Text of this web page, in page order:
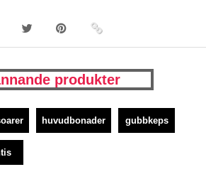
produkter
huvudbonader gubbkeps